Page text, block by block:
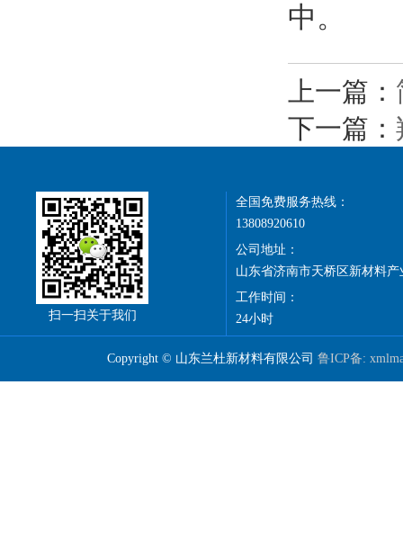
中。
上一篇：
下一篇：
扫一扫关于我们
全国免费服务热线：
13808920610
公司地址：
山东省济南市天桥区新材料产
工作时间：
24小时
Copyright © 山东兰杜新材料有限公司 鲁ICP备: